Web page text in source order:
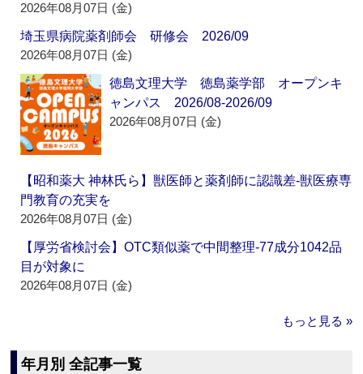
2026年08月07日 (金)
埼玉県病院薬剤師会 研修会 2026/09
2026年08月07日 (金)
徳島文理大学 徳島薬学部 オープンキ
ャンパス 2026/08-2026/09
2026年08月07日 (金)
【昭和薬大 神林氏ら】獣医師と薬剤師に認識差‐獣医療専
門教育の充実を
2026年08月07日 (金)
【厚労省検討会】OTC類似薬で中間整理‐77成分1042品
目が対象に
2026年08月07日 (金)
もっと見る »
年月別 全記事一覧